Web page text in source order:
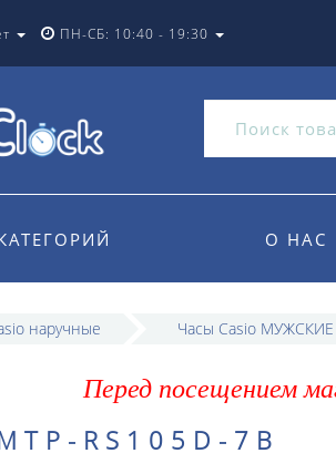
ПН-СБ: 10:40 - 19:30
О НАС
наручные Часы Casio МУЖСКИЕ
Перед посещением
RS105D-7B